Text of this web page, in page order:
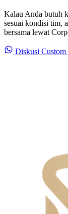
Kalau Anda butuh
sesuai kondisi tim,
bersama lewat
Diskusi Custom